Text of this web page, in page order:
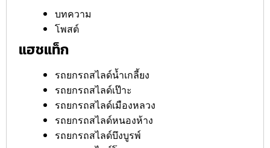
บทความ
โพสต์
แฮชแท็ก
รถยกรถสไลด์น้ำเกลี้ยง
รถยกรถสไลด์เป๊าะ
รถยกรถสไลด์เมืองหลวง
รถยกรถสไลด์หนองห้าง
รถยกรถสไลด์บึงบูรพ์